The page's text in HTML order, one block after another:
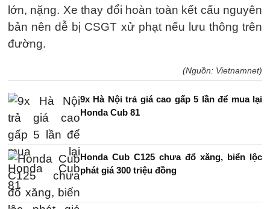
lớn, nặng. Xe thay đổi hoàn toàn kết cấu nguyên
bản nên dễ bị CSGT xử phạt nếu lưu thông trên
đường.
(Nguồn: Vietnamnet)
9x Hà Nội trả giá cao gấp 5 lần để mua lại
Honda Cub 81
Honda Cub C125 chưa đổ xăng, biển lộc
phát giá 300 triệu đồng